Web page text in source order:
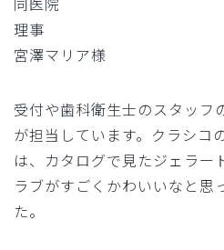
理事
宮澤マリア様
受付や歯科衛生士のスタッフ
が担当しています。クラシコ
は、カタログで見たジェラー
ラブがすごくかわいいなと思
た。